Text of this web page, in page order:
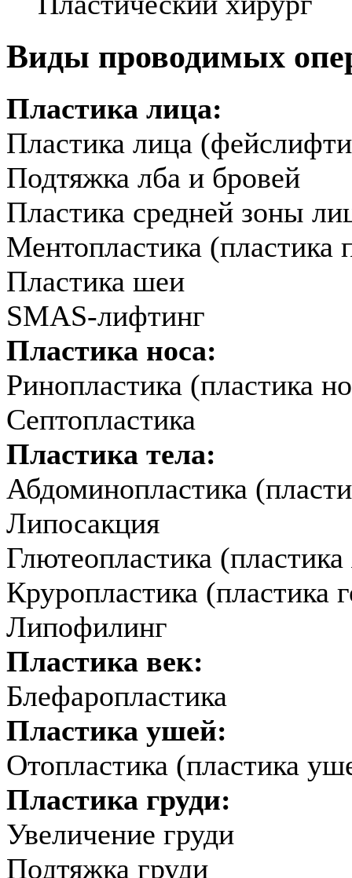
Виды проводимых
Пластика лица:
Пластика лица
Подтяжка лба и бровей
Пластика средней зоны
Ментопластика (пластика
Пластика шеи
SMAS-лифтинг
Пластика носа:
Ринопластика (пластика
Септопластика
Пластика тела:
Абдоминопластика
Липосакция
Глютеопластика
Круропластика (пластика
Липофилинг
Пластика век:
Блефаропластика
Пластика ушей:
Отопластика (пластика
Пластика груди:
Увеличение груди
Подтяжка груди